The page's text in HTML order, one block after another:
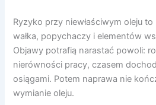
Ryzyko przy niewłaściwym oleju
wałka, popychaczy i elementów
Objawy potrafią narastać powoli:
nierówności pracy, czasem
osiągami. Potem naprawa nie
wymianie oleju.